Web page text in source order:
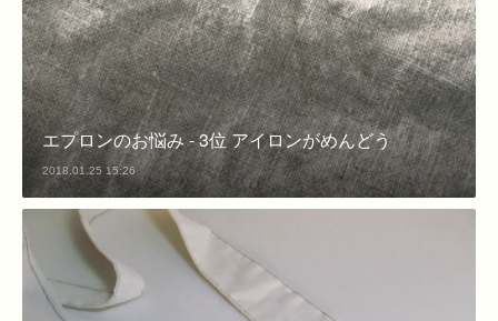
エプロンのお悩み - 3位 アイロンがめんどう
2018.01.25 15:26